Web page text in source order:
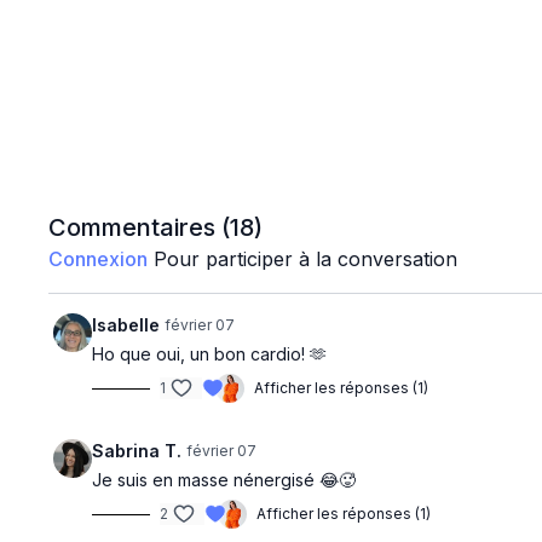
Commentaires (18)
Connexion Pour participer à la conversation
Isabelle février 07
Ho que oui, un bon cardio! 🫶
1 Afficher les réponses (1)
Sabrina T. février 07
Je suis en masse nénergisé 😂🥵
2 Afficher les réponses (1)